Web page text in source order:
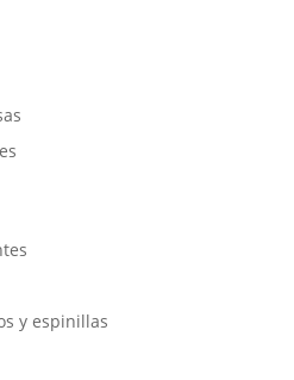
y espinillas